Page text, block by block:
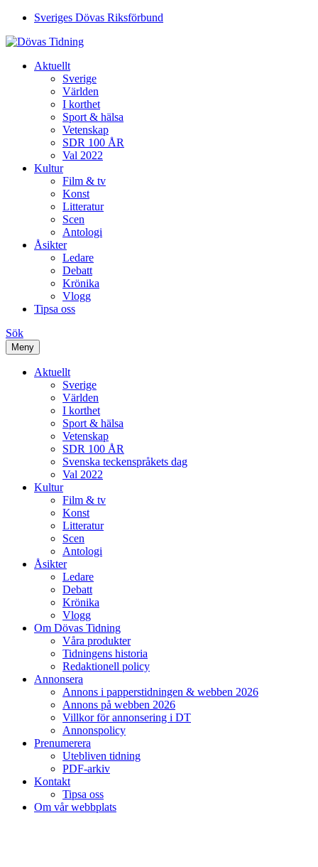
Sveriges Dövas Riksförbund
Aktuellt
Sverige
Världen
I korthet
Sport & hälsa
Vetenskap
SDR 100 ÅR
Val 2022
Kultur
Film & tv
Konst
Litteratur
Scen
Antologi
Åsikter
Ledare
Debatt
Krönika
Vlogg
Tipsa oss
Sök
Meny
Aktuellt
Sverige
Världen
I korthet
Sport & hälsa
Vetenskap
SDR 100 ÅR
Svenska teckenspråkets dag
Val 2022
Kultur
Film & tv
Konst
Litteratur
Scen
Antologi
Åsikter
Ledare
Debatt
Krönika
Vlogg
Om Dövas Tidning
Våra produkter
Tidningens historia
Redaktionell policy
Annonsera
Annons i papperstidningen & webben 2026
Annons på webben 2026
Villkor för annonsering i DT
Annonspolicy
Prenumerera
Utebliven tidning
PDF-arkiv
Kontakt
Tipsa oss
Om vår webbplats